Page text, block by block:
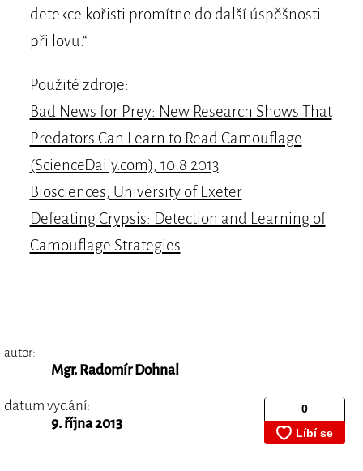
detekce kořisti promítne do další úspěšnosti
při lovu.“
Použité zdroje:
Bad News for Prey: New Research Shows That
Predators Can Learn to Read Camouflage
(ScienceDaily.com), 10.8 2013
Biosciences, University of Exeter
Defeating Crypsis: Detection and Learning of
Camouflage Strategies
autor:
Mgr. Radomír Dohnal
datum vydání:
9. října 2013